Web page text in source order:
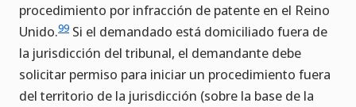
procedimiento por infracción de patente en el Reino
Unido.99 Si el demandado está domiciliado fuera de
la jurisdicción del tribunal, el demandante debe
solicitar permiso para iniciar un procedimiento fuera
del territorio de la jurisdicción (sobre la base de la